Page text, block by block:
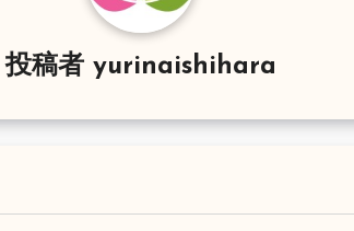
投稿者 yurinaishihara